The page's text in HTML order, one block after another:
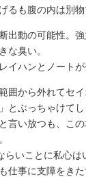
るも腹の内は別物
出動の可能性。
な臭い。
ハンとノートが
から外れてセイ
とぶっちゃけてし
言い放つも、こ
いことに私心は
仕事に支障をき